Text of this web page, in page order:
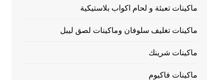
ماكينات تعبئة و لحام اكواب بلاستيكية
ماكينات تغليف سلوفان وماكينات لصق ليبل
ماكينات شرينك
ماكينات فاكيوم